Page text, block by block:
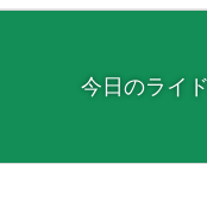
今日のライ